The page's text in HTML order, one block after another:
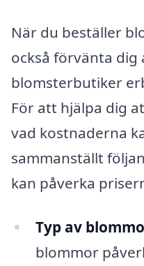
När du beställer
också förvänta dig
blomsterbutiker
För att hjälpa dig
vad kostnaderna
sammanställt
kan påverka
Typ av
blommor